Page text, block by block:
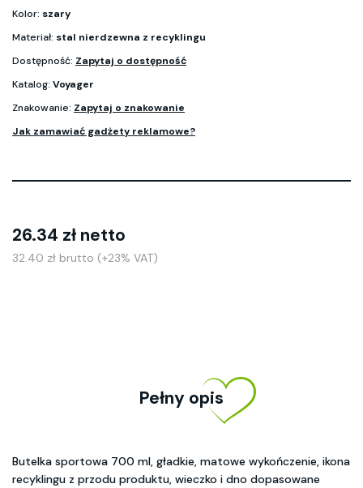
Kolor: szary
Materiał: stal nierdzewna z recyklingu
Dostępność: Zapytaj o dostępność
Katalog: Voyager
Znakowanie: Zapytaj o znakowanie
Jak zamawiać gadżety reklamowe?
26.34 zł netto
32.40 zł brutto (+23% VAT)
Pełny opis
Butelka sportowa 700 ml, gładkie, matowe wykończenie, ikona
recyklingu z przodu produktu, wieczko i dno dopasowane